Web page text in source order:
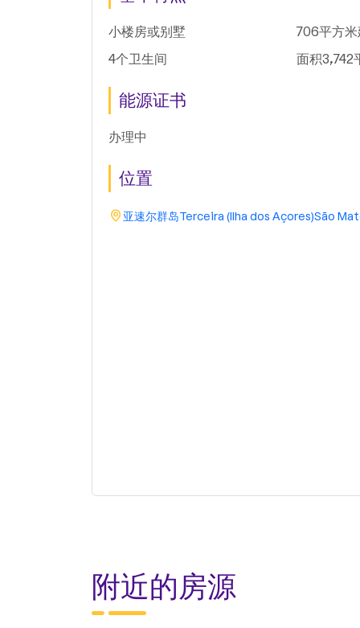
小楼房或别墅
706平方
4个卫生间
面积3,742
能源证书
办理中
位置
亚速尔群岛Terceira (Ilha dos Açores)São
附近的房源